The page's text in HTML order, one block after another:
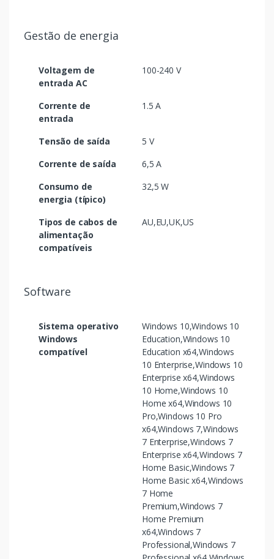
Gestão de energia
Voltagem de
entrada AC
100-240 V
Corrente de
entrada
1.5 A
Tensão de saída
5 V
Corrente de saída
6,5 A
Consumo de
energia (típico)
32,5 W
Tipos de cabos de
alimentação
compatíveis
AU,EU,UK,US
Software
Sistema operativo
Windows
compatível
Windows 10,Windows 10
Education,Windows 10
Education x64,Windows
10 Enterprise,Windows 10
Enterprise x64,Windows
10 Home,Windows 10
Home x64,Windows 10
Pro,Windows 10 Pro
x64,Windows 7,Windows
7 Enterprise,Windows 7
Enterprise x64,Windows 7
Home Basic,Windows 7
Home Basic x64,Windows
7 Home
Premium,Windows 7
Home Premium
x64,Windows 7
Professional,Windows 7